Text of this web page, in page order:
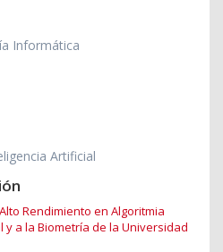
Informática
Artificial
Rendimiento en Algoritmia
y a la Biometría de la Universidad